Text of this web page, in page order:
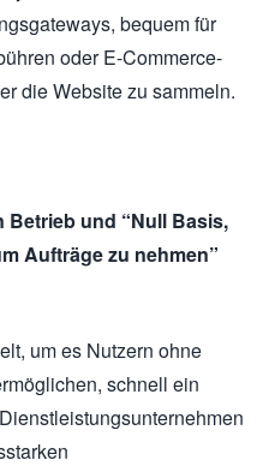
bequem für
oder E-Commerce-
die Website zu sammeln.
und “Null Basis,
Aufträge zu nehmen”
um es Nutzern ohne
schnell ein